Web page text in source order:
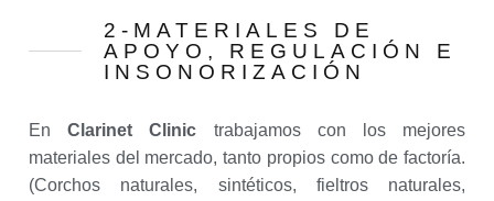
2-MATERIALES DE
APOYO, REGULACIÓN E
INSONORIZACIÓN
En Clarinet Clinic trabajamos con los mejores
materiales del mercado, tanto propios como de factoría.
(Corchos naturales, sintéticos, fieltros naturales,